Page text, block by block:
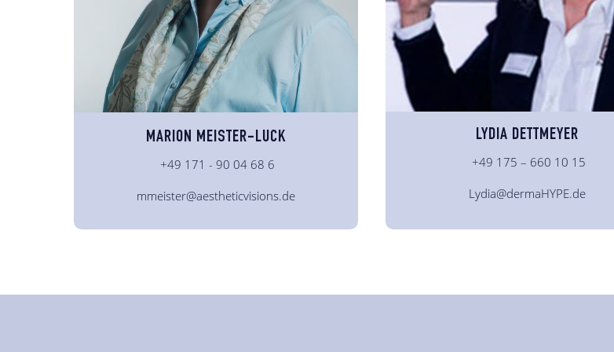
MARION MEISTER-LUCK
+49 171 - 90 04 68 6
mmeister@aestheticvisions.de
LYDIA DETTMEYER
+49 175 – 660 10 15
Lydia@dermaHYPE.de